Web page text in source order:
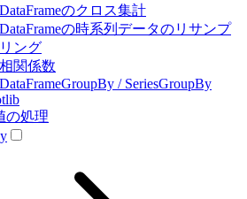
DataFrameのクロス集計
DataFrameの時系列データのリサンプ
リング
相関係数
DataFrameGroupBy / SeriesGroupBy
の処理